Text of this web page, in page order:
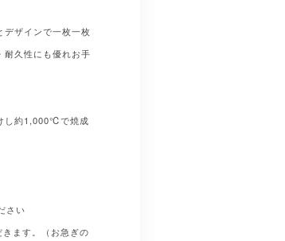
デザインで一枚一枚
耐久性にも優れお手
し約1,000℃で焼成
さい
ます。（お急ぎの